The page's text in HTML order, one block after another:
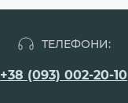
ТЕЛЕФОНИ:
+38 (093) 002-20-10